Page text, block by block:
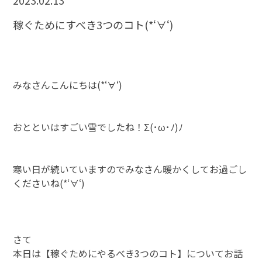
稼ぐためにすべき3つのコト(*‘∀‘)
みなさんこんにちは(*‘∀‘)
おとといはすごい雪でしたね！Σ(･ω･ﾉ)ﾉ
寒い日が続いていますのでみなさん暖かくしてお過ごし
くださいね(*‘∀‘)
さて
本日は【稼ぐためにやるべき3つのコト】についてお話